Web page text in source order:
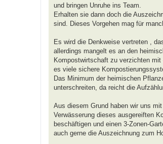
und bringen Unruhe ins Team.
Erhalten sie dann doch die
sind. Dieses Vorgehen mag für
Es wird die Denkweise vertreten ,
allerdings mangelt es an den
Kompostwirtschaft zu verzichten
es viele sichere
Das Minimum der heimischen
unterschreiten, da reicht die
Aus diesem Grund haben wir uns
Verwässerung dieses ausgereiften
beschäftigen und einen 3-Zonen-
auch gerne die Auszeichnung zum